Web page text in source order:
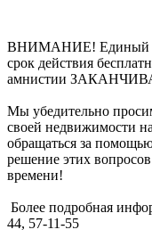
ВНИМАНИЕ! Единый
срок действия
амнистии
Мы убедительно
своей недвижимости
обращаться за
решение этих
времени!
Более подробная
44, 57-11-55